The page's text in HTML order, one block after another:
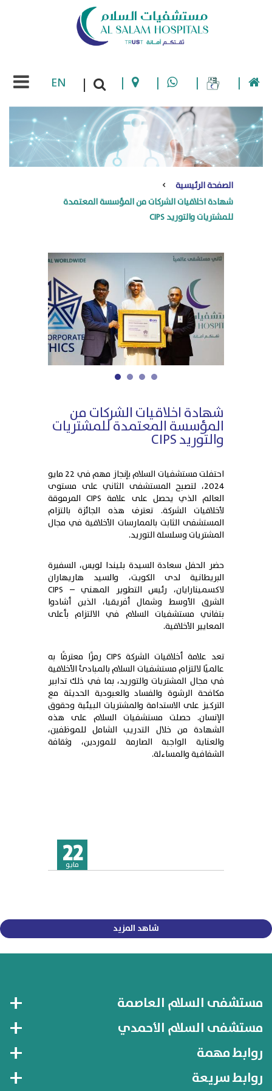
|
|
|
|
|
EN
الصفحة الرئيسية
شهادة اخلاقيات الشركات من المؤسسة المعتمدة
للمشتريات والتوريد CIPS
1 2 3 4
شهادة اخلاقيات الشركات من
المؤسسة المعتمدة للمشتريات
والتوريد CIPS
احتفلت مستشفيات السلام بإنجاز مهم في 22 مايو
2024، لتصبح المستشفى الثاني على مستوى
العالم الذي يحصل على علامة CIPS المرموقة
لأخلاقيات الشركة. تعترف هذه الجائزة بالتزام
المستشفى الثابت بالممارسات الأخلاقية في مجال
المشتريات وسلسلة التوريد.
حضر الحفل سعادة السيدة بليندا لويس، السفيرة
البريطانية لدى الكويت، والسيد هاريهاران
لاكسمينارايان، رئيس التطوير المهني – CIPS
الشرق الأوسط وشمال أفريقيا، الذين أشادوا
بتفاني مستشفيات السلام في الالتزام بأعلى
المعايير الأخلاقية.
تعد علامة أخلاقيات الشركة CIPS رمزًا معترفًا به
عالميًا لالتزام مستشفيات السلام بالمبادئ الأخلاقية
في مجال المشتريات والتوريد، بما في ذلك تدابير
مكافحة الرشوة والفساد والعبودية الحديثة مع
التركيز على الاستدامة والمشتريات البيئية وحقوق
الإنسان. حصلت مستشفيات السلام على هذه
الشهادة من خلال التدريب الشامل للموظفين،
والعناية الواجبة الصارمة للموردين، وثقافة
الشفافية والمساءلة.
22
مايو
شاهد المزيد
مستشفى السلام العاصمة
مستشفى السلام الأحمدي
روابط مهمة
روابط سريعة